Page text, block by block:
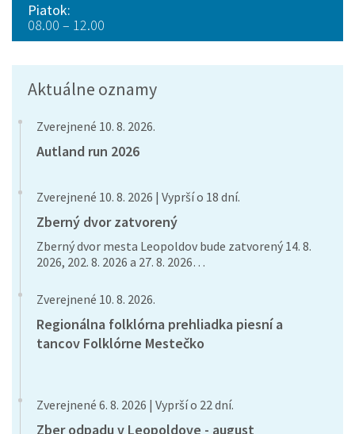
Piatok:
08.00 – 12.00
Aktuálne oznamy
Zverejnené 10. 8. 2026.
Autland run 2026
Zverejnené 10. 8. 2026 | Vyprší o 18 dní.
Zberný dvor zatvorený
Zberný dvor mesta Leopoldov bude zatvorený 14. 8.
2026, 202. 8. 2026 a 27. 8. 2026…
Zverejnené 10. 8. 2026.
Regionálna folklórna prehliadka piesní a
tancov Folklórne Mestečko
Zverejnené 6. 8. 2026 | Vyprší o 22 dní.
Zber odpadu v Leopoldove - august